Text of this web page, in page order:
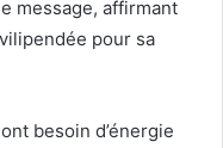
message, affirmant
pour sa
besoin d’énergie